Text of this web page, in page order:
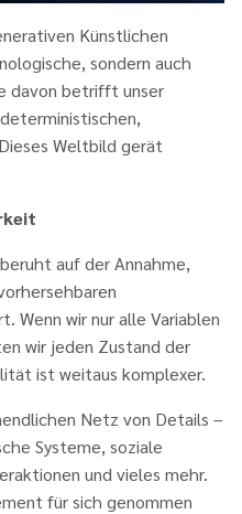
Künstlichen
sondern auch
davon betrifft unser
Weltbild gerät
auf der Annahme,
Wenn wir nur alle Variablen
wir jeden Zustand der
ist weitaus komplexer.
Netz von Details –
Systeme, soziale
und vieles mehr.
für sich genommen